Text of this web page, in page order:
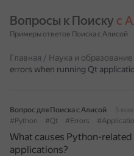
Вопросы к Поиску с
Примеры ответов Поиска с Алисой
Главная / Наука и образование
errors when running Qt
Вопрос для Поиска с Алисой
5 мая
#Python
#Qt #Errors
What causes Python-
applications?